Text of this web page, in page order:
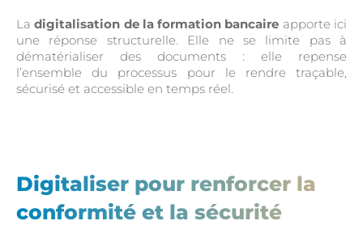
Ladigitalisation de la formation bancaire apporte ici
une réponse structurelle. Elle ne se limite pas à
dématérialiser des documents : elle repense
l’ensemble du processus pour le rendre traçable,
sécurisé et accessible en temps réel.
Digitaliser pour renforcer la
conformité et la sécurité